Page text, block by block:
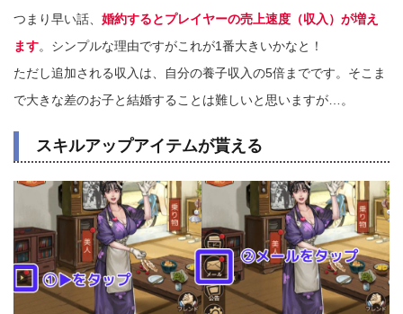
つまり早い話、 婚約するとプレイヤーの売上速度（収入）が増え
ます。シンプルな理由ですがこれが1番大きいかなと！
ただし追加される収入は、自分の養子収入の5倍までです。そこま
で大きな差のお子と結婚することは難しいと思いますが…。
スキルアップアイテムが貰える